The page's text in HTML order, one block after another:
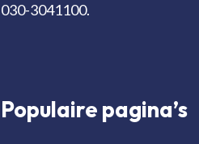
030-3041100.
Populaire pagina’s